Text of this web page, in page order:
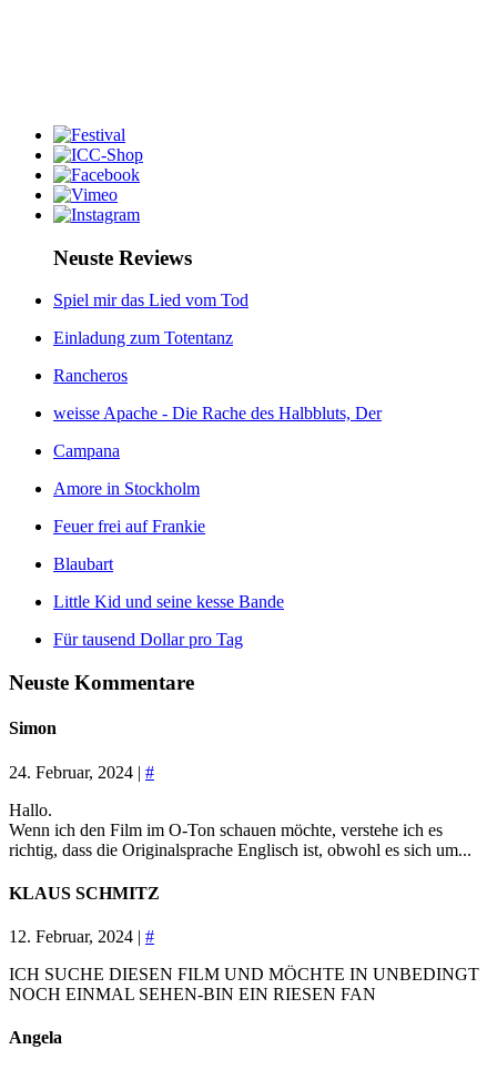
Neuste Reviews
Spiel mir das Lied vom Tod
Einladung zum Totentanz
Rancheros
weisse Apache - Die Rache des Halbbluts, Der
Campana
Amore in Stockholm
Feuer frei auf Frankie
Blaubart
Little Kid und seine kesse Bande
Für tausend Dollar pro Tag
Neuste Kommentare
Simon
24. Februar, 2024 | #
Hallo.
Wenn ich den Film im O-Ton schauen möchte, verstehe ich es
richtig, dass die Originalsprache Englisch ist, obwohl es sich um...
KLAUS SCHMITZ
12. Februar, 2024 | #
ICH SUCHE DIESEN FILM UND MÖCHTE IN UNBEDINGT
NOCH EINMAL SEHEN-BIN EIN RIESEN FAN
Angela